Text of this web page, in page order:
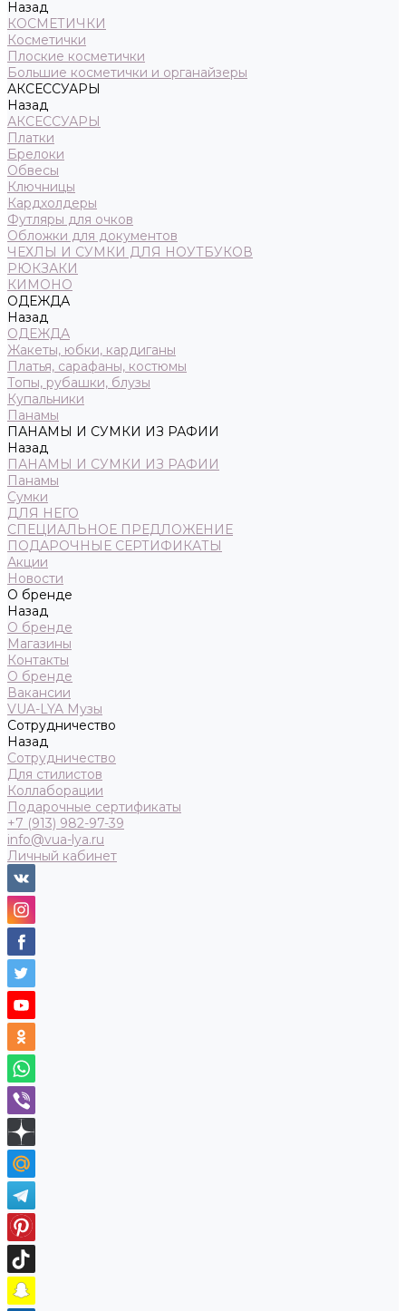
Назад
КОСМЕТИЧКИ
Косметички
Плоские косметички
Большие косметички и органайзеры
АКСЕССУАРЫ
Назад
АКСЕССУАРЫ
Платки
Брелоки
Обвесы
Ключницы
Кардхолдеры
Футляры для очков
Обложки для документов
ЧЕХЛЫ И СУМКИ ДЛЯ НОУТБУКОВ
РЮКЗАКИ
КИМОНО
ОДЕЖДА
Назад
ОДЕЖДА
Жакеты, юбки, кардиганы
Платья, сарафаны, костюмы
Топы, рубашки, блузы
Купальники
Панамы
ПАНАМЫ И СУМКИ ИЗ РАФИИ
Назад
ПАНАМЫ И СУМКИ ИЗ РАФИИ
Панамы
Сумки
ДЛЯ НЕГО
СПЕЦИАЛЬНОЕ ПРЕДЛОЖЕНИЕ
ПОДАРОЧНЫЕ СЕРТИФИКАТЫ
Акции
Новости
О бренде
Назад
О бренде
Магазины
Контакты
О бренде
Вакансии
VUA-LYA Музы
Сотрудничество
Назад
Сотрудничество
Для стилистов
Коллаборации
Подарочные сертификаты
+7 (913) 982-97-39
info@vua-lya.ru
Личный кабинет